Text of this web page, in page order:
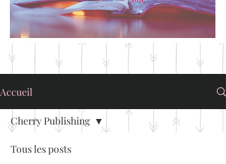
Accueil
Tous les posts
Cherry Publishing